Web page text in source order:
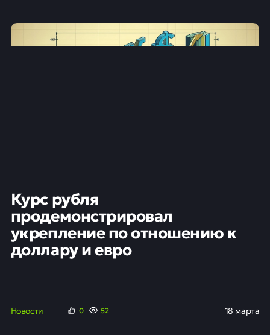
Курс рубля
продемонстрировал
укрепление по отношению к
доллару и евро
Новости 0 52 18 марта